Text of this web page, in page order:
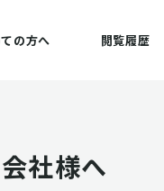
の方へ 閲覧履歴
社様へ